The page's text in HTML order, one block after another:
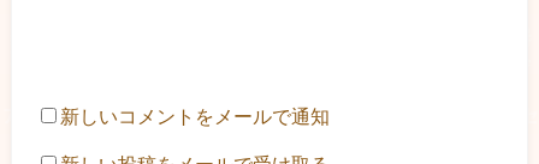
新しいコメントをメールで通知